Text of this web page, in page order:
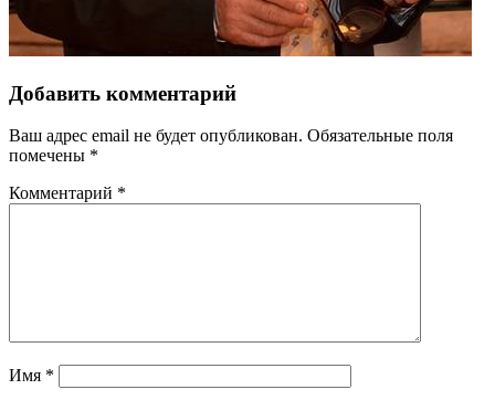
Добавить комментарий
Ваш адрес email не будет опубликован. Обязательные поля
помечены *
Комментарий *
Имя *